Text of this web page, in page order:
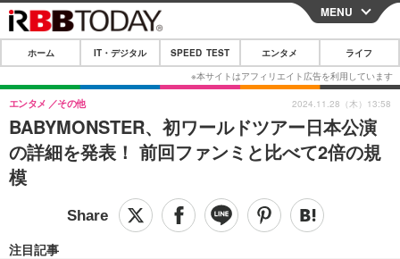
CLOSE
ホーム
IT・デジタル
IT・デジタルTOP スマートフォン
ショッピング その他
SPEED TEST
エンタメ
エンタメTOP 映画・ドラマ
リリース一覧
MENU
ホーム IT・デジタル SPEED TEST エンタメ ライフ
BABYMONSTER、初ワールドツアー日本公演
の詳細を発表！ 前回ファンミと比べて2倍の規
模
エンタメ その他
注目記事
2024.11.28（木）13:58